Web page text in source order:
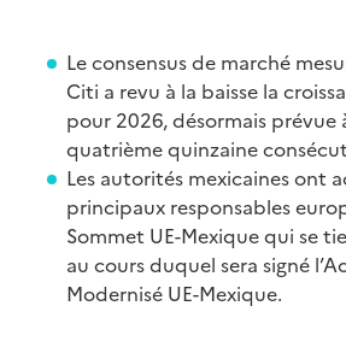
Le consensus de marché
Citi a revu à la baisse la
pour 2026, désormais prévue
quatrième quinzaine
Les autorités mexicaines ont
principaux responsables
Sommet UE-Mexique qui se
au cours duquel sera signé
Modernisé UE-Mexique.